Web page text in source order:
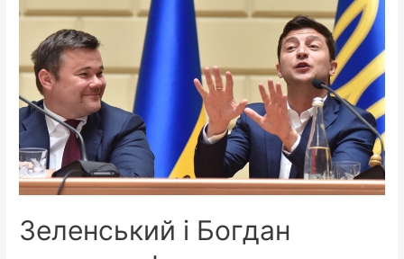
на
посту
президента
Зеленський і Богдан